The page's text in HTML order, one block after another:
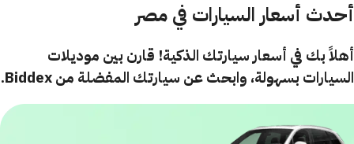
أحدث أسعار السيارات في مصر
أهلاً بك في أسعار سيارتك الذكية! قارن بين موديلات
السيارات بسهولة، وابحث عن سيارتك المفضلة من Biddex.